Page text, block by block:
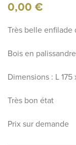
0,00 €
Très belle enfilade
Bois en
Dimensions : L
Très bon état
Prix sur demande